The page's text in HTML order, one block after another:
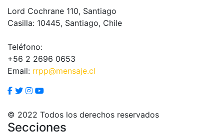
Lord Cochrane 110, Santiago
Casilla: 10445, Santiago, Chile
Teléfono:
+56 2 2696 0653
Email: rrpp@mensaje.cl
© 2022 Todos los derechos reservados
Secciones